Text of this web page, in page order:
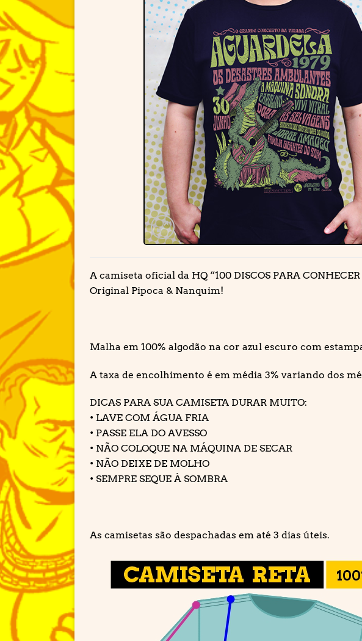
A camiseta oficial da HQ “100 DISCOS PARA
Original Pipoca & Nanquim!
Malha em 100% algodão na cor azul escuro com
A taxa de encolhimento é em média 3% variando dos
DICAS PARA SUA CAMISETA DURAR MUITO:
• LAVE COM ÁGUA FRIA
• PASSE ELA DO AVESSO
• NÃO COLOQUE NA MÁQUINA DE SECAR
• NÃO DEIXE DE MOLHO
• SEMPRE SEQUE À SOMBRA
As camisetas são despachadas em até 3 dias úteis.